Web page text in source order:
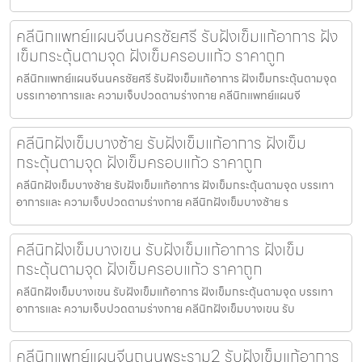
คลีนิกแพทย์แผนจีนนครชัยศรี รับฝังเข็มแก้อาการ ฝัง
เข็มกระตุ้นตามจุด ฝังเข็มครอบแก้ว ราคาถูก
คลีนิกแพทย์แผนจีนนครชัยศรี รับฝังเข็มแก้อาการ ฝังเข็มกระตุ้นตามจุด
บรรเทาอาการและ ความเจ็บปวดตามร่างกาย คลีนิกแพทย์แผนจี
คลีนิกฝังเข็มบางซ้าย รับฝังเข็มแก้อาการ ฝังเข็ม
กระตุ้นตามจุด ฝังเข็มครอบแก้ว ราคาถูก
คลีนิกฝังเข็มบางซ้าย รับฝังเข็มแก้อาการ ฝังเข็มกระตุ้นตามจุด บรรเทา
อาการและ ความเจ็บปวดตามร่างกาย คลีนิกฝังเข็มบางซ้าย ร
คลีนิกฝังเข็มบางเขน รับฝังเข็มแก้อาการ ฝังเข็ม
กระตุ้นตามจุด ฝังเข็มครอบแก้ว ราคาถูก
คลีนิกฝังเข็มบางเขน รับฝังเข็มแก้อาการ ฝังเข็มกระตุ้นตามจุด บรรเทา
อาการและ ความเจ็บปวดตามร่างกาย คลีนิกฝังเข็มบางเขน รับ
คลีนิกแพทย์แผนจีนถนนพระราม2 รับฝังเข็มแก้อาการ